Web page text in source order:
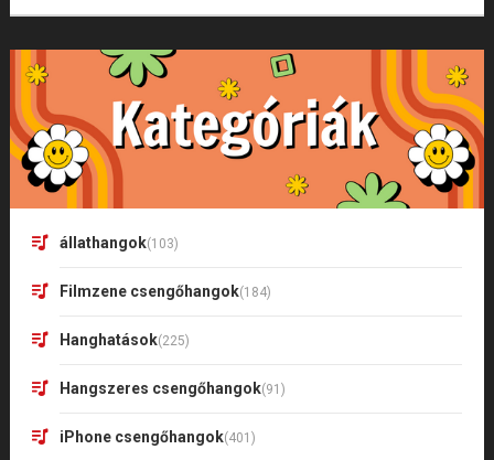
állathangok(103)
Filmzene csengőhangok(184)
Hanghatások(225)
Hangszeres csengőhangok(91)
iPhone csengőhangok(401)